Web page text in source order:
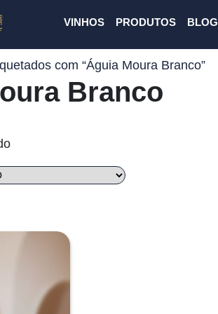
VINHOS PRODUTOS BLOG
com “Águia Moura Branco”
Branco